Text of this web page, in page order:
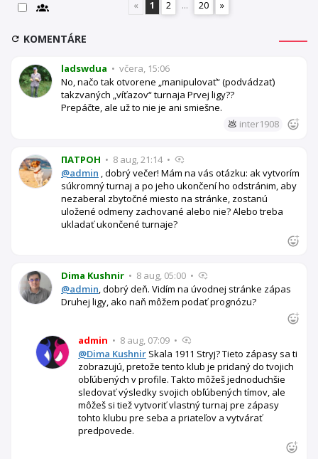
« 1 2 ... 20 »
KOMENTÁRE
ladswdua • včera, 15:06
No, načo tak otvorene „manipulovať“ (podvádzať)
takzvaných „víťazov“ turnaja Prvej ligy??
Prepáčte, ale už to nie je ani smiešne.
💩 inter1908
ПАТРОН • 8 aug, 21:14 •
@admin , dobrý večer! Mám na vás otázku: ak vytvorím
súkromný turnaj a po jeho ukončení ho odstránim, aby
nezaberal zbytočné miesto na stránke, zostanú
uložené odmeny zachované alebo nie? Alebo treba
ukladať ukončené turnaje?
Dima Kushnir • 8 aug, 05:00 •
@admin, dobrý deň. Vidím na úvodnej stránke zápas
Druhej ligy, ako naň môžem podať prognózu?
admin • 8 aug, 07:09 •
@Dima Kushnir Skala 1911 Stryj? Tieto zápasy sa ti
zobrazujú, pretože tento klub je pridaný do tvojich
obľúbených v profile. Takto môžeš jednoduchšie
sledovať výsledky svojich obľúbených tímov, ale
môžeš si tiež vytvoriť vlastný turnaj pre zápasy
tohto klubu pre seba a priateľov a vytvárať
predpovede.